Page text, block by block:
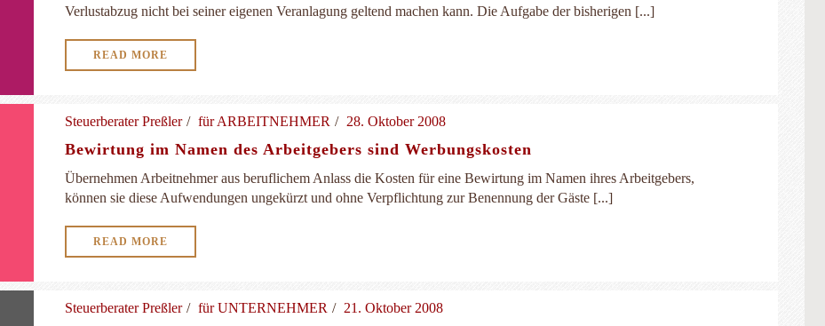
Verlustabzug nicht bei seiner eigenen Veranlagung geltend machen kann. Die Aufgabe der bisherigen [...]
READ MORE
Steuerberater Preßler für ARBEITNEHMER 28. Oktober 2008
Bewirtung im Namen des Arbeitgebers sind Werbungskosten
Übernehmen Arbeitnehmer aus beruflichem Anlass die Kosten für eine Bewirtung im Namen ihres Arbeitgebers,
können sie diese Aufwendungen ungekürzt und ohne Verpflichtung zur Benennung der Gäste [...]
READ MORE
Steuerberater Preßler für UNTERNEHMER 21. Oktober 2008